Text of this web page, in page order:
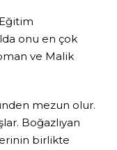
onu en çok
ve Malik
mezun olur.
Boğazlıyan
birlikte